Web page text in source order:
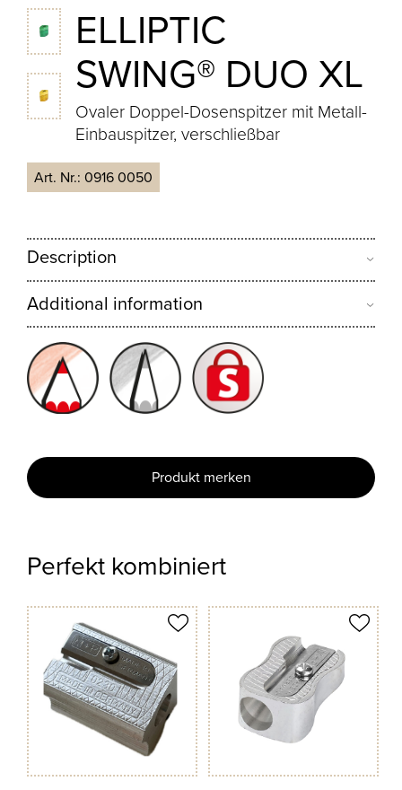
ELLIPTIC
SWING® DUO XL
Ovaler Doppel-Dosenspitzer mit Metall-
Einbauspitzer, verschließbar
Art. Nr.:0916 0050
Description
Additional information
Produkt merken
Perfekt kombiniert
merken Produkt merken